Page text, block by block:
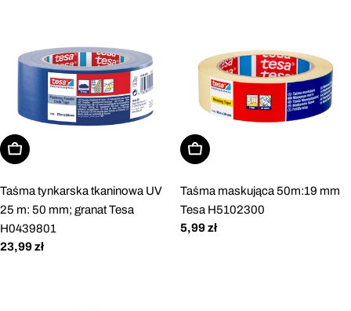
Dodaj do koszyka
Taśma tynkarska tkaninowa UV
25 m: 50 mm; granat Tesa
H0439801
Cena
23,99 zł
Dodaj do koszyka
Taśma maskująca 50m:19 mm
Tesa H5102300
Cena
5,99 zł